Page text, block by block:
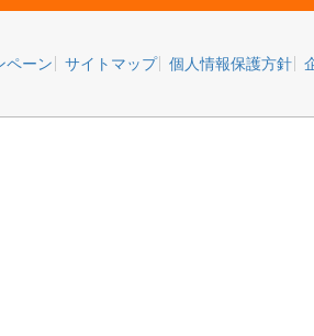
ペーン サイトマップ 個人情報保護方針